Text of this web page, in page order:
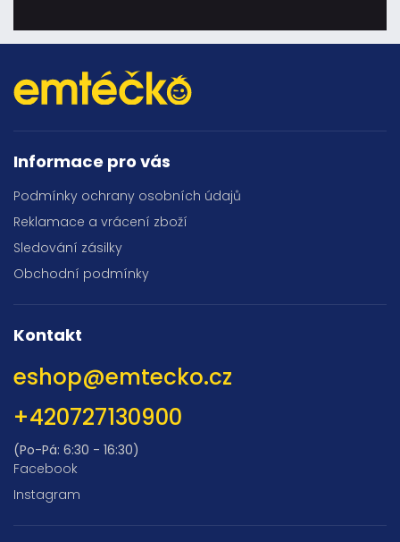
Informace pro vás
Podmínky ochrany osobních údajů
Reklamace a vrácení zboží
Sledování zásilky
Obchodní podmínky
Kontakt
eshop@emtecko.cz
+420727130900
(Po-Pá: 6:30 - 16:30)
Facebook
Instagram